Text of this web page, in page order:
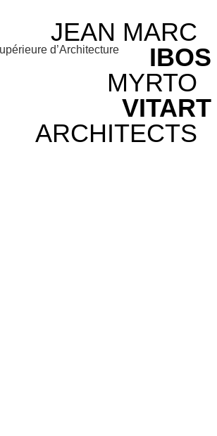
JEAN MARC
IBOS
MYRTO
VITART
ARCHITECTS
d’Architecture